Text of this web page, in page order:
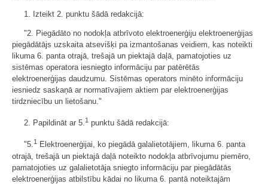
1. Izteikt 2. punktu šādā redakcijā:
"2. Piegādāto no nodokļa atbrīvoto elektroenerģiju elektroenerģijas
piegādātājs uzskaita atsevišķi pa izmantošanas veidiem, kas noteikti
likuma 6. panta otrajā, trešajā un piektajā daļā, pamatojoties uz
sistēmas operatora iesniegto informāciju par patērētās
elektroenerģijas daudzumu. Sistēmas operators minēto informāciju
iesniedz saskaņā ar normatīvajiem aktiem par elektroenerģijas
tirdzniecību un lietošanu."
2. Papildināt ar 5.1 punktu šādā redakcijā:
"5.1
Elektroenerģijai, ko piegādā galalietotājiem, likuma 6. panta
otrajā, trešajā un piektajā daļā noteikto nodokļa atbrīvojumu piemēro,
pamatojoties uz galalietotāja sniegto informāciju par piegādātās
elektroenerģijas atbilstību kādai no likuma 6. pantā noteiktajām